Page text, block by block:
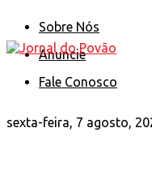
Sobre Nós
Anuncie
Fale Conosco
sexta-feira, 7 agosto,